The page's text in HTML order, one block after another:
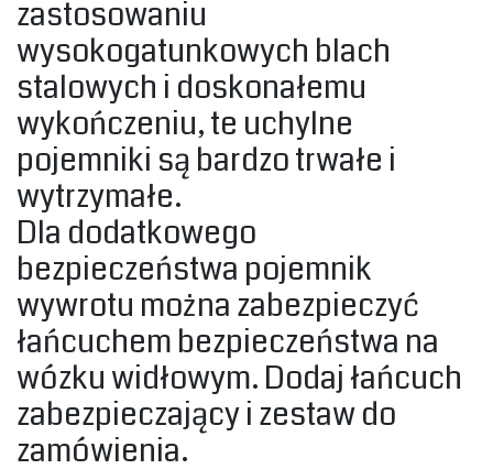
zastosowaniu
wysokogatunkowych blach
stalowych i doskonałemu
wykończeniu, te uchylne
pojemniki są bardzo trwałe i
wytrzymałe.‎
‎Dla dodatkowego
bezpieczeństwa pojemnik
wywrotu można zabezpieczyć
łańcuchem bezpieczeństwa na
wózku widłowym. Dodaj łańcuch
zabezpieczający i zestaw do
zamówienia.‎